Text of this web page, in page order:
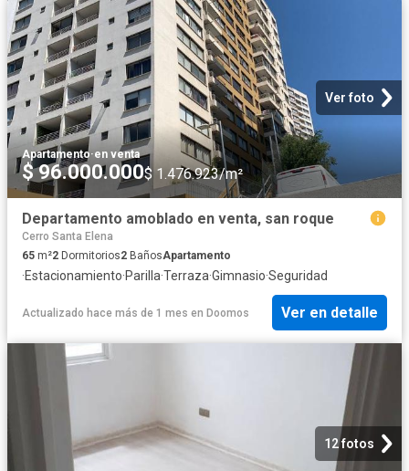
Ver foto
Apartamento·en venta
$ 96.000.000$ 1.476.923/m²
Departamento amoblado en venta, san roque
Cerro Santa Elena
65 m²2 Dormitorios2 BañosApartamento
·Estacionamiento·Parilla·Terraza·Gimnasio·Seguridad
Actualizado hace más de 1 mes en Doomos Ver en detalle
12 fotos